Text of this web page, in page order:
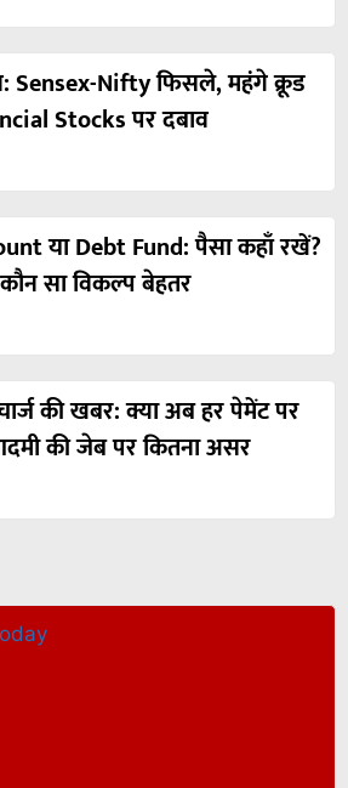
Sensex-Nifty फिसले, महंगे क्रूड
Stocks पर दबाव
या Debt Fund: पैसा कहाँ रखें?
सा विकल्प बेहतर
की खबर: क्या अब हर पेमेंट पर
की जेब पर कितना असर